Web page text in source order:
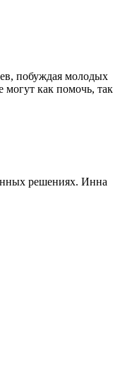
побуждая молодых
могут как помочь, так
решениях. Инна